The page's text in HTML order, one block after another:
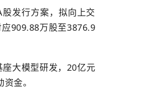
发行方案，拟向上交
909.88万股至3876.9
大模型研发，20亿元
金。